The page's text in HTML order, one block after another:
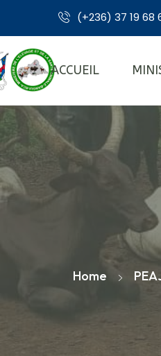
(+236) 37 19 68
ACCUEIL
Home